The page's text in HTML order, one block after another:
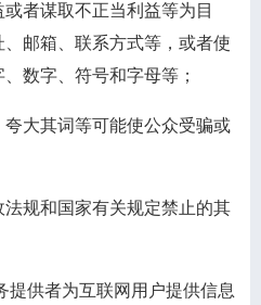
或者谋取不正当利益等为目
邮箱、联系方式等，或者使
数字、符号和字母等；
夸大其词等可能使公众受骗或
法规和国家有关规定禁止的其
提供者为互联网用户提供信息